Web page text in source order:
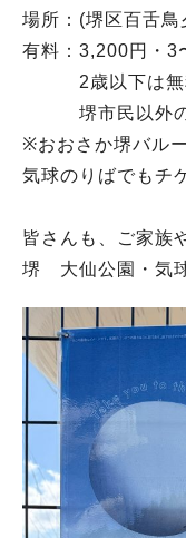
場所：(堺区百舌鳥
有料：3,200円・3
2歳以下は無
堺市民以外の
※おおさか堺バル
気球のりばでもチ
皆さんも、ご家族
堺 大仙公園・気